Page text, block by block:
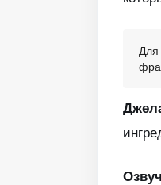
Для